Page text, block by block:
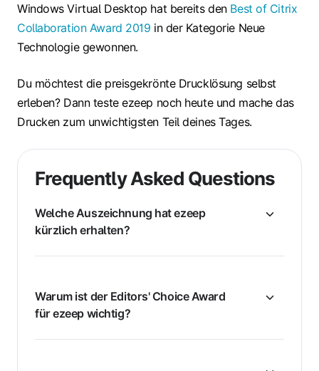
Windows Virtual Desktop hat bereits den Best of Citrix
Collaboration Award 2019 in der Kategorie Neue
Technologie gewonnen.
Du möchtest die preisgekrönte Drucklösung selbst
erleben? Dann teste ezeep noch heute und mache das
Drucken zum unwichtigsten Teil deines Tages.
Frequently Asked Questions
Welche Auszeichnung hat ezeep
kürzlich erhalten?
Warum ist der Editors' Choice Award
für ezeep wichtig?